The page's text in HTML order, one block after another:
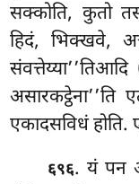
सक्कोति, कुतो
हिदं, भिक्खवे,
असारकट्ठेना’’ति
एकादसविधं होति.
६९६. यं पन